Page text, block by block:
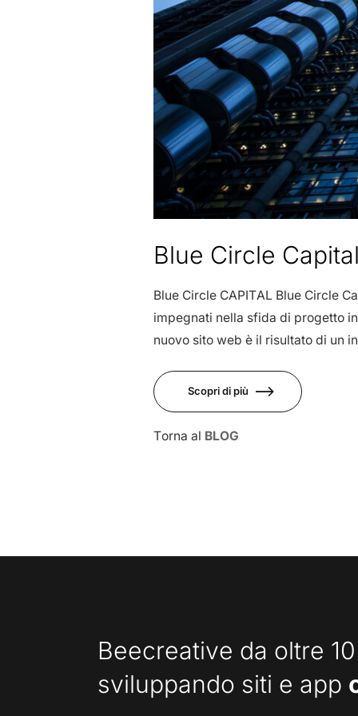
Blue Circle
Blue Circle CAPITAL Blue Circle
impegnati nella sfida di progetto
nuovo sito web è il risultato di un
Scopri di più
Torna al BLOG
Beecreative da oltre
sviluppando siti e app